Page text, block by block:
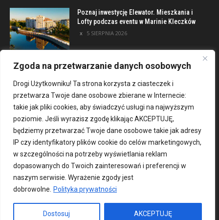
Zgoda na przetwarzanie danych osobowych
Drogi Użytkowniku! Ta strona korzysta z ciasteczek i
przetwarza Twoje dane osobowe zbierane w Internecie:
takie jak pliki cookies, aby świadczyć usługi na najwyższym
poziomie. Jeśli wyrazisz zgodę klikając AKCEPTUJĘ,
będziemy przetwarzać Twoje dane osobowe takie jak adresy
IP czy identyfikatory plików cookie do celów marketingowych,
w szczególności na potrzeby wyświetlania reklam
dopasowanych do Twoich zainteresowań i preferencji w
naszym serwisie. Wyrażenie zgody jest
dobrowolne.
Polityka prywatności
Dostosuj AKCEPTUJĘ
Poznaj inwestycję Elewator. Mieszkania i
Lofty podczas eventu w Marinie Kleczków
5 SIERPNIA 2026
Kategorie
Czas wolny
3263
Informacje
Wydarzenia
2472
Dla mieszkańca
2421
Nowe
2420
Aktualności
Wiadomości
REKLAMA